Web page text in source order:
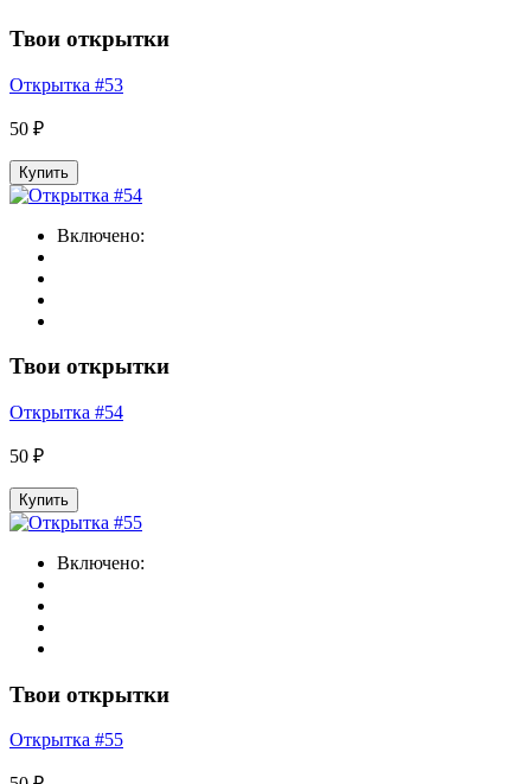
Твои открытки
Открытка #53
50 ₽
Купить
Включено:
Твои открытки
Открытка #54
50 ₽
Купить
Включено:
Твои открытки
Открытка #55